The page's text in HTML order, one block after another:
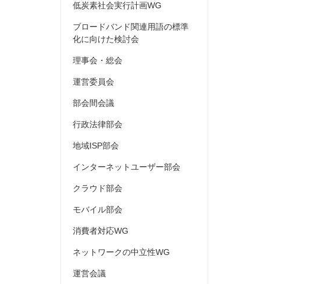
低炭素社会実行計画WG
ブロードバンド関連用語の標準
化に向けた検討会
理事会・総会
運営委員会
部会間会議
行政法律部会
地域ISP部会
インターネットユーザー部会
クラウド部会
モバイル部会
消費者対応WG
ネットワークの中立性WG
運営会議